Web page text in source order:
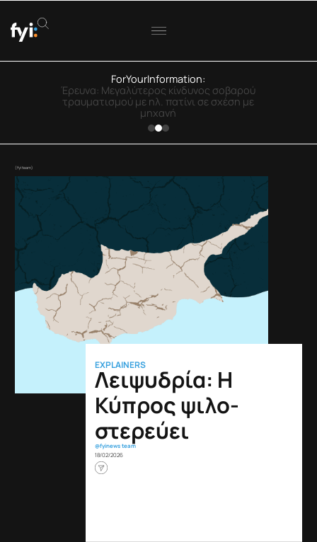
ForYourInformation:
ΟΟΣΑ: Στην Ελλάδα η μεγαλύτερη πτώση
πραγματικού εισοδήματος
(fyiteam)
EXPLAINERS
Λειψυδρία: H
Κύπρος ψιλο-
στερεύει
@fyinews team
18/02/2026